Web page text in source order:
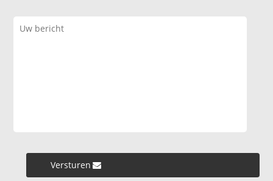
Versturen »